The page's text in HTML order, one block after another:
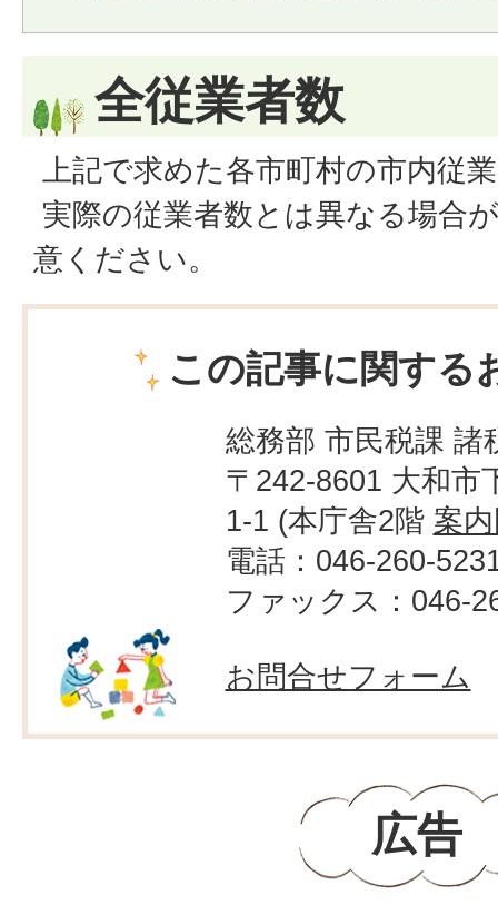
全従業者数
上記で求めた各市町村の市内従
実際の従業者数とは異なる場合
意ください。
この記事に関する
総務部 市民税課 諸
〒242-8601 大和市
1-1 (本庁舎2階 案
電話：046-260-
ファックス：046-
お問合せフォーム
広告